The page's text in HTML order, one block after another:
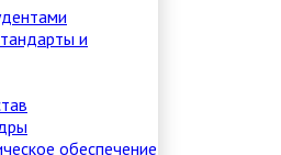
и
обеспечение